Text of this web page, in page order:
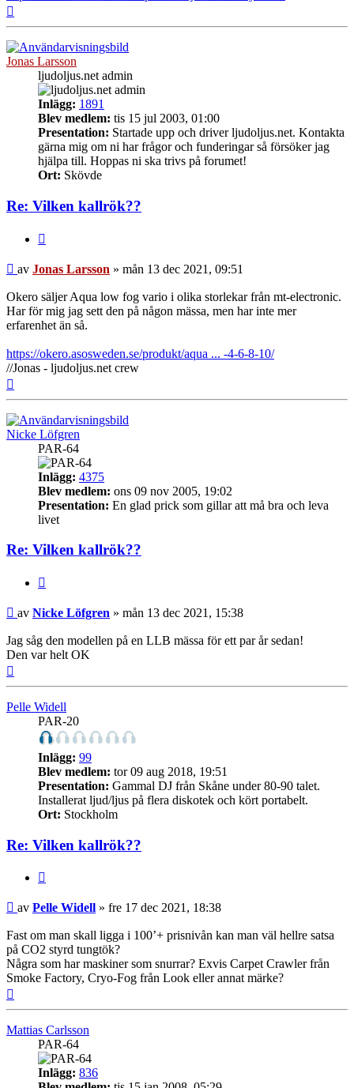
Jonas Larsson
ljudoljus.net admin
Inlägg: 1891
Blev medlem: tis 15 jul 2003, 01:00
Presentation: Startade upp och driver ljudoljus.net. Kontakta
gärna mig om ni har frågor och funderingar så försöker jag
hjälpa till. Hoppas ni ska trivs på forumet!
Ort: Skövde
Re: Vilken kallrök??
Inlägg
av Jonas Larsson » mån 13 dec 2021, 09:51
Okero säljer Aqua low fog vario i olika storlekar från mt-electronic.
Har för mig jag sett den på någon mässa, men har inte mer
erfarenhet än så.
https://okero.asosweden.se/produkt/aqua ... -4-6-8-10/
//Jonas - ljudoljus.net crew
Nicke Löfgren
PAR-64
Inlägg: 4375
Blev medlem: ons 09 nov 2005, 19:02
Presentation: En glad prick som gillar att må bra och leva
livet
Re: Vilken kallrök??
Inlägg
av Nicke Löfgren » mån 13 dec 2021, 15:38
Jag såg den modellen på en LLB mässa för ett par år sedan!
Den var helt OK
Pelle Widell
PAR-20
Inlägg: 99
Blev medlem: tor 09 aug 2018, 19:51
Presentation: Gammal DJ från Skåne under 80-90 talet.
Installerat ljud/ljus på flera diskotek och kört portabelt.
Ort: Stockholm
Re: Vilken kallrök??
Inlägg
av Pelle Widell » fre 17 dec 2021, 18:38
Fast om man skall ligga i 100’+ prisnivån kan man väl hellre satsa
på CO2 styrd tungtök?
Några som har maskiner som snurrar? Exvis Carpet Crawler från
Smoke Factory, Cryo-Fog från Look eller annat märke?
Mattias Carlsson
PAR-64
Inlägg: 836